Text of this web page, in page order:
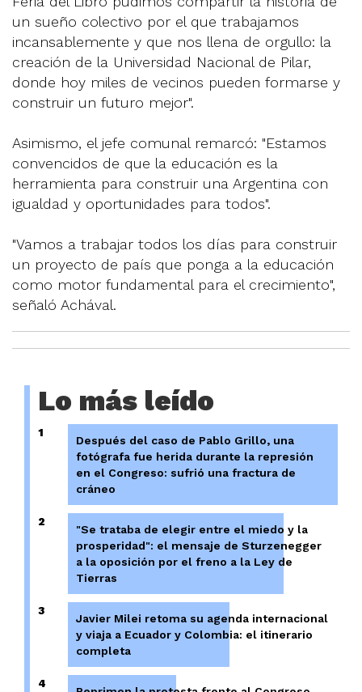
un sueño colectivo por el que trabajamos
incansablemente y que nos llena de orgullo: la
creación de la Universidad Nacional de Pilar,
donde hoy miles de vecinos pueden formarse y
construir un futuro mejor".
Asimismo, el jefe comunal remarcó: "Estamos
convencidos de que la educación es la
herramienta para construir una Argentina con
igualdad y oportunidades para todos".
"Vamos a trabajar todos los días para construir
un proyecto de país que ponga a la educación
como motor fundamental para el crecimiento",
señaló Achával.
Lo más leído
1
Después del caso de Pablo Grillo, una
fotógrafa fue herida durante la represión
en el Congreso: sufrió una fractura de
cráneo
2
"Se trataba de elegir entre el miedo y la
prosperidad": el mensaje de Sturzenegger
a la oposición por el freno a la Ley de
Tierras
3
Javier Milei retoma su agenda internacional
y viaja a Ecuador y Colombia: el itinerario
completa
4